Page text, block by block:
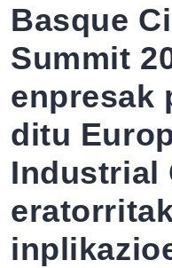
Basque
Summit
enpresak
ditu
Industrial